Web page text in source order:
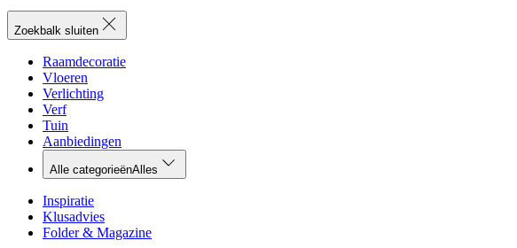
Zoekbalk sluiten
Raamdecoratie
Vloeren
Verlichting
Verf
Tuin
Aanbiedingen
Alle categorieënAlles
Inspiratie
Klusadvies
Folder & Magazine